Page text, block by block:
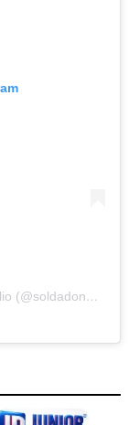
Um post compartilhado por Soldado Noelio (@soldadonoelio)